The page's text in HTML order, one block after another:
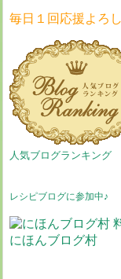
毎日１回応援よろ
人気ブログランキング
レシピブログに参加中♪
にほんブログ村